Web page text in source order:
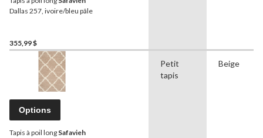
Dallas 257, ivoire/bleu pâle
355,99 $
Options
Tapis à poil long Safavieh
Petit
tapis
Beige